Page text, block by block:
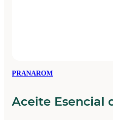
PRANAROM
Aceite Esencial